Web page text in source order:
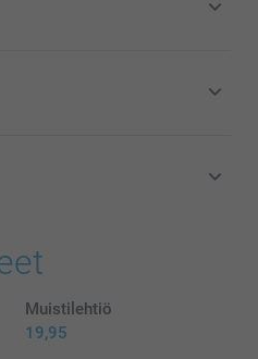
arvonlisäveron ja
Muistilehtiö
19,95